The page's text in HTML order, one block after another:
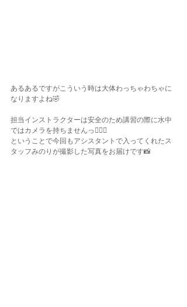
あるあるですがこういう時は大体わっちゃわちゃに
なりますよね🤣
担当インストラクターは安全のため講習の際に水中
ではカメラを持ちませんっ💁🏽‍♀️
ということで今回もアシスタントで入ってくれたス
タッフみのりが撮影した写真をお届けです📸